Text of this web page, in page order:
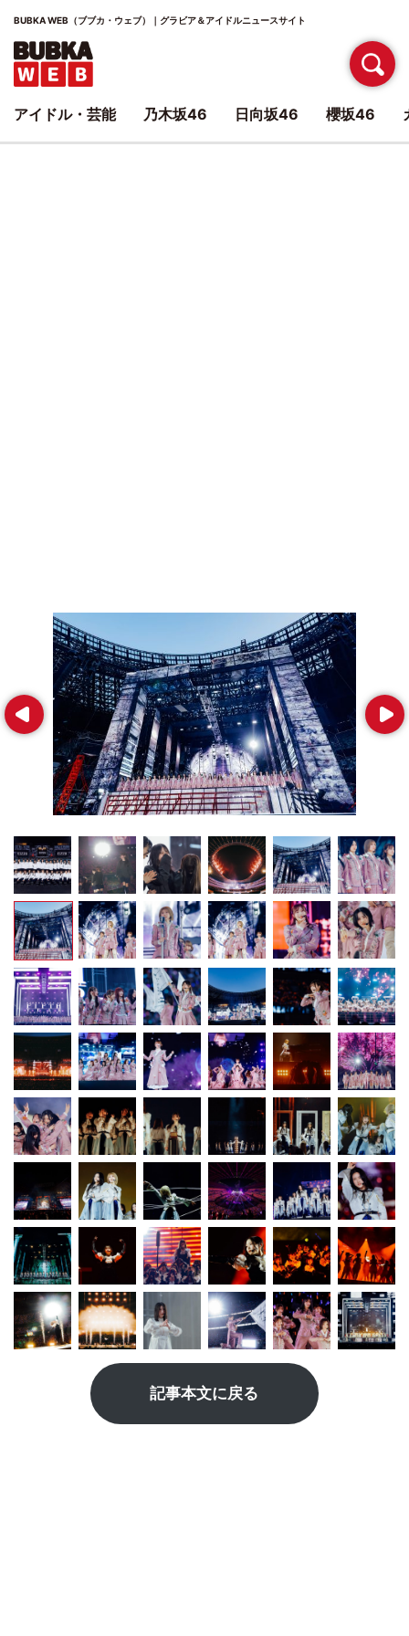
BUBKA WEB（ブブカ・ウェブ）｜グラビア＆アイドルニュースサイト
Prev Next
記事本文に戻る
アイドル・芸能 乃木坂46 日向坂46 櫻坂46